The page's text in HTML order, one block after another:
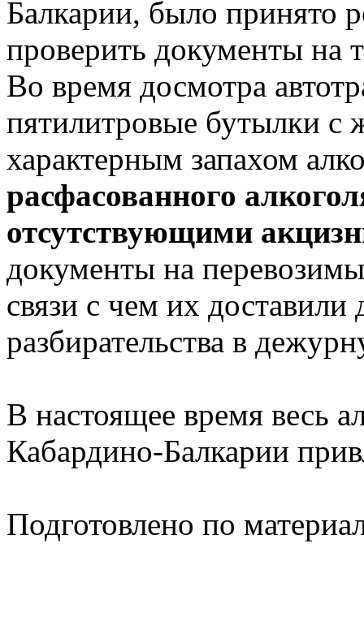
Балкарии, было принято
проверить документы на
Во время досмотра
пятилитровые бутылки с
характерным запахом
расфасованного
отсутствующими
документы на
связи с чем их доставили
разбирательства в
В настоящее время весь
Кабардино-Балкарии
Подготовлено по